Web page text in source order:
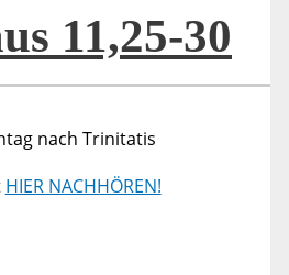
11,25-30
nach Trinitatis
HIER NACHHÖREN!